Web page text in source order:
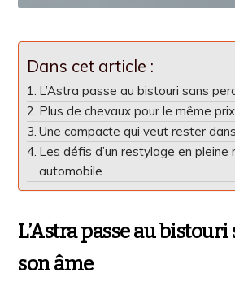
Dans cet article :
L’Astra passe au bistouri sans
Plus de chevaux pour le même prix
Une compacte qui veut rester
Les défis d’un restylage en pleine
automobile
L’Astra passe au
son âme